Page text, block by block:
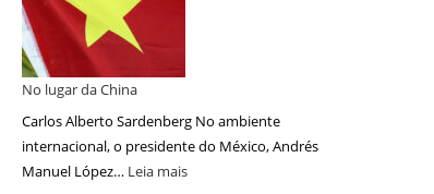
No lugar da China
Carlos Alberto Sardenberg No ambiente
internacional, o presidente do México, Andrés
Manuel López… Leia mais